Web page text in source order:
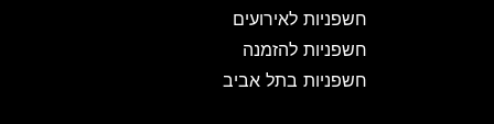
חשפניות לאירועים
חשפניות להזמנה
חשפניות בתל אביב